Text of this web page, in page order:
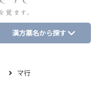
漢方薬名から探す
マ行